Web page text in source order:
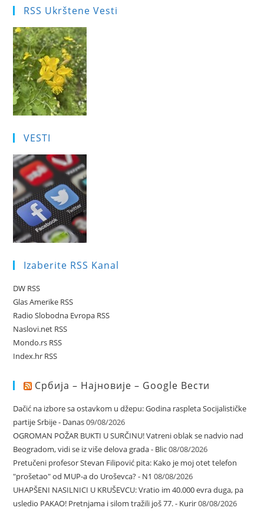
RSS Ukrštene Vesti
VESTI
Izaberite RSS Kanal
DW RSS
Glas Amerike RSS
Radio Slobodna Evropa RSS
Naslovi.net RSS
Mondo.rs RSS
Index.hr RSS
Србија – Најновије – Google Вести
Dačić na izbore sa ostavkom u džepu: Godina raspleta Socijalističke
partije Srbije - Danas09/08/2026
OGROMAN POŽAR BUKTI U SURČINU! Vatreni oblak se nadvio nad
Beogradom, vidi se iz više delova grada - Blic08/08/2026
Pretučeni profesor Stevan Filipović pita: Kako je moj otet telefon
"prošetao" od MUP-a do Uroševca? - N1 08/08/2026
UHAPŠENI NASILNICI U KRUŠEVCU: Vratio im 40.000 evra duga, pa
usledio PAKAO! Pretnjama i silom tražili još 77. - Kurir08/08/2026